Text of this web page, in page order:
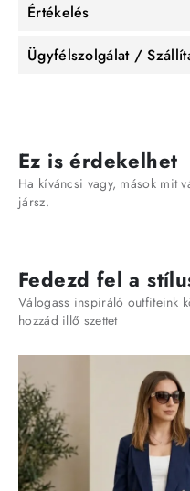
Értékelés
Ügyfélszolgálat /
Ez is érdekelhet
Ha kíváncsi vagy, mások mit
jársz.
Fedezd fel a
Válogass inspiráló outfiteink
hozzád illő szettet